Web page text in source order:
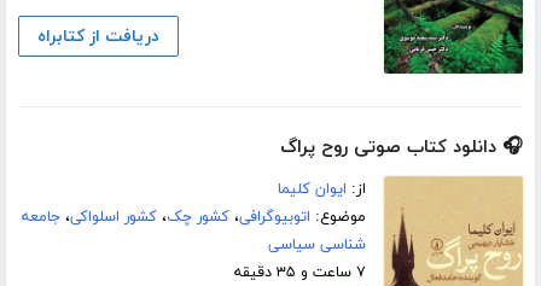
دریافت از کتابراه
🎧 دانلود کتاب صوتی روح پراگ
از: ایوان کلیما
موضوع: اتوبیوگرافی،کشور چک،کشور اسلواکی،جامعه
شناسی سیاسی
۷ ساعت و ۳۵ دقیقه